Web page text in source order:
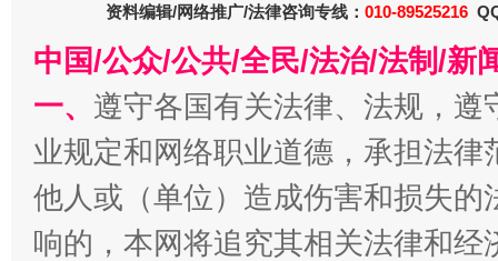
千年窑火 生生不息 一
资料编辑/网络推广/法律咨询专线： 010-89525216
中国/公众/公共/全民/法治/法制/新
一、 遵守各国有关法律、法规，
业规定和网络职业道德，承担法
他人或（单位）造成伤害和损失
响的，本网将追究其相关法律和